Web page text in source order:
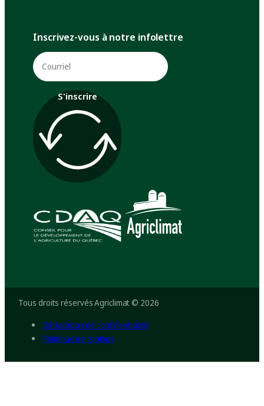
Inscrivez-vous à notre infolettre
S'inscrire
Tous droits réservés Agriclimat © 2026
Déclaration de confidentialité
Politique de cookies